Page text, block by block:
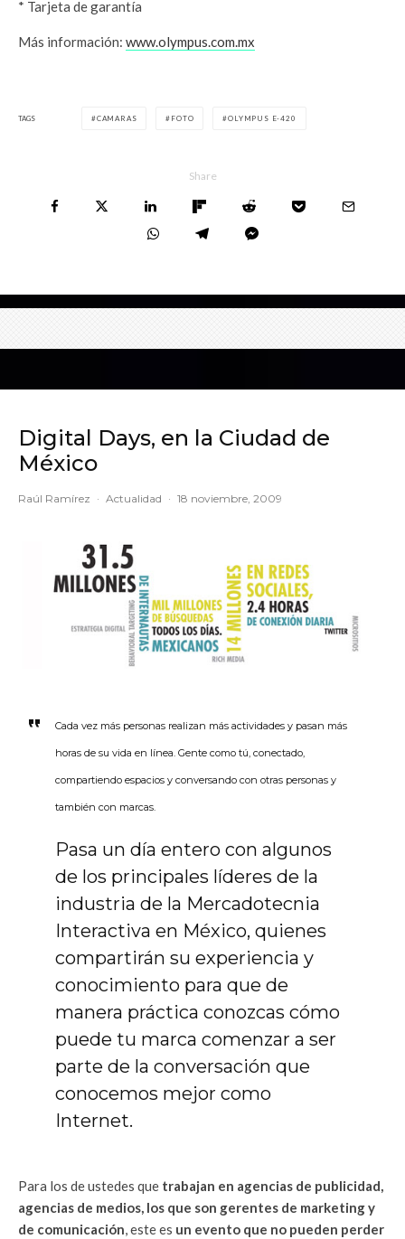
* Tarjeta de garantía
Más información: www.olympus.com.mx
TAGS CAMARAS FOTO OLYMPUS E-420
Share
Digital Days, en la Ciudad de
México
Raúl Ramírez · Actualidad · 18 noviembre, 2009
Cada vez más personas realizan más actividades y pasan más
horas de su vida en línea. Gente como tú, conectado,
compartiendo espacios y conversando con otras personas y
también con marcas.
Pasa un día entero con algunos
de los principales líderes de la
industria de la Mercadotecnia
Interactiva en México, quienes
compartirán su experiencia y
conocimiento para que de
manera práctica conozcas cómo
puede tu marca comenzar a ser
parte de la conversación que
conocemos mejor como
Internet.
Para los de ustedes que trabajan en agencias de publicidad,
agencias de medios, los que son gerentes de marketing y
de comunicación, este es un evento que no pueden perder